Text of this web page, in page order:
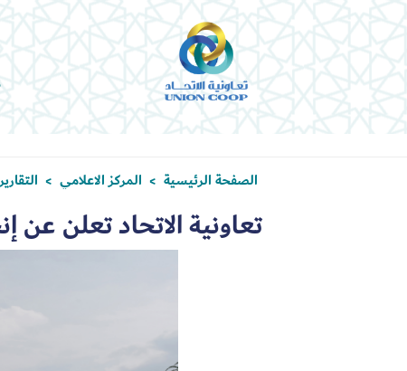
الصفحة الرئيسية > المركز الاعلامي >
تعاونية الاتحاد تعلن عن